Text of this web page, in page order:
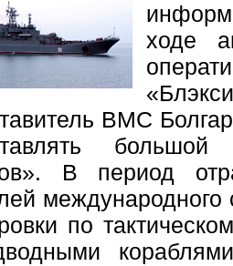
ходе
ВМС
В период
по